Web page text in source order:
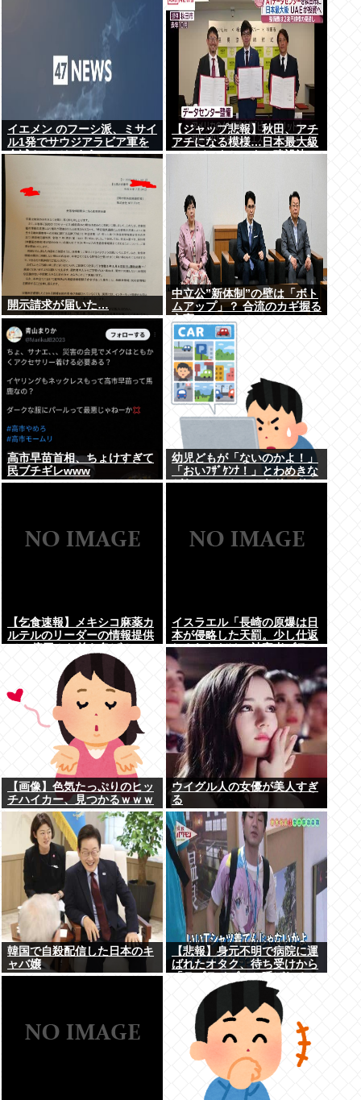
イエメン のフーシ派、ミサイ
ル1発でサウジアラビア軍を
全滅させてしまうww
【ジャップ悲報】秋田、アチ
アチになる模様…日本最大級
のAIデータセンター建設決
開示請求が届いた…
中立公”新体制”の壁は「ボト
ムアップ」？ 合流のカギ握る
立憲
高市早苗首相、ちょけすぎて
民ブチギレwww
幼児どもが「ないのかよ！」
「おいﾌｻﾞｹﾝﾅ！」とわめきな
がらショーケースをドンドン
【乞食速報】メキシコ麻薬カ
ルテルのリーダーの情報提供
イスラエル「長崎の原爆は日
本が侵略した天罰。少し仕返
しされただけで被害者ヅラ。
追悼されるべきは侵略された
中国や韓国の人々だよ
【画像】色気たっぷりのヒッ
チハイカー、見つかるｗｗｗ
ウイグル人の女優が美人すぎ
る
韓国で自殺配信した日本のキ
ャバ嬢
【悲報】身元不明で病院に運
ばれたオタク、待ち受けから
「ラブライブ」と呼ばれる